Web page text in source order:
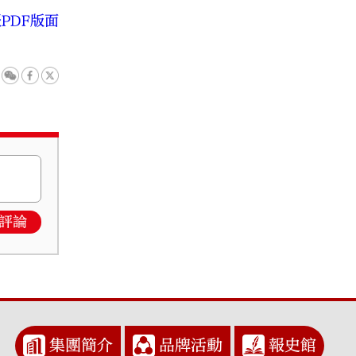
版面
論
集團簡介 品牌活動 報史館